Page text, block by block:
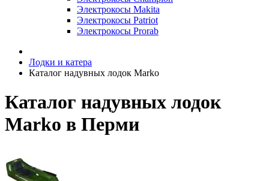
Электрокосы Makita
Электрокосы Patriot
Электрокосы Prorab
Лодки и катера
Каталог надувных лодок Marko
Каталог надувных лодок
Marko в Перми